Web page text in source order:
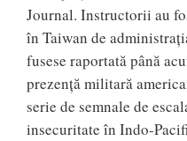
Journal. Instructorii au
în Taiwan de
fusese raportată până
prezență militară
serie de semnale de
insecuritate în Indo-